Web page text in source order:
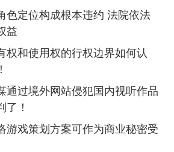
色定位构成根本违约 法院依法
益
权和使用权的行权边界如何认
通过境外网站侵犯国内视听作品
了！
游戏策划方案可作为商业秘密受